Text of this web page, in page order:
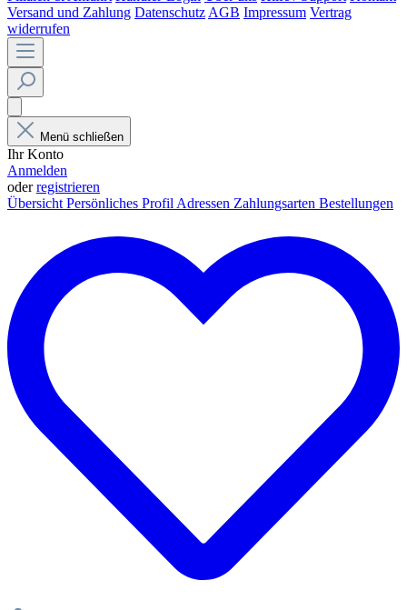
Versand und Zahlung Datenschutz AGB Impressum Vertrag
widerrufen
Menü schließen
Ihr Konto
Anmelden
oderregistrieren
Übersicht Persönliches Profil Adressen Zahlungsarten Bestellungen